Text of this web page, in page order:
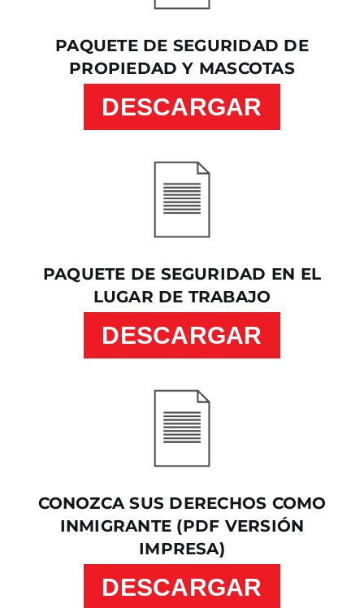
PAQUETE DE SEGURIDAD DE
PROPIEDAD Y MASCOTAS
DESCARGAR
PAQUETE DE SEGURIDAD EN EL
LUGAR DE TRABAJO
DESCARGAR
CONOZCA SUS DERECHOS COMO
INMIGRANTE (PDF VERSIÓN
IMPRESA)
DESCARGAR